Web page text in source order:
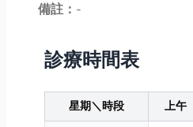
備註： -
診療時間表
星期＼時段 上午